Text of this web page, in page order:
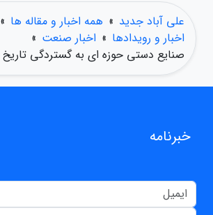
علی آباد جدید » همه اخبار و مقاله ها »
اخبار و رویدادها » اخبار صنعت »
صنایع دستی حوزه ای به گستردگی تاریخ
خبرنامه